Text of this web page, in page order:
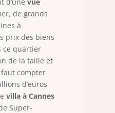
de grands
à
prix des biens
ce quartier
de la taille et
compter
d’euros
villa à Cannes
Super-